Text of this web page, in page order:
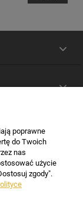
poprawne
do Twoich
nas
użycie
zgody".